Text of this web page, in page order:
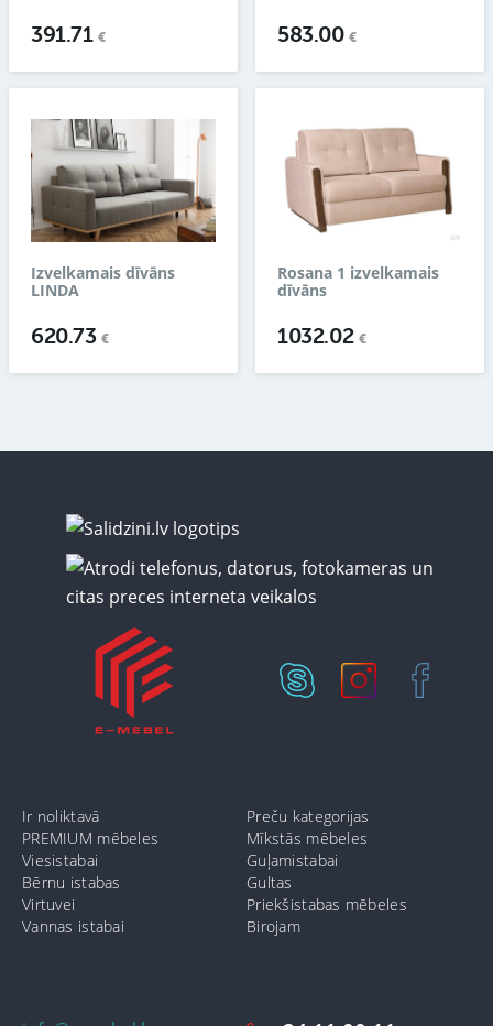
391.71€ 583.00€
Izvelkamais dīvāns
LINDA
620.73€
Rosana 1 izvelkamais
dīvāns
1032.02 €
Ir noliktavā
Preču kategorijas
PREMIUM mēbeles
Mīkstās mēbeles
Viesistabai
Guļamistabai
Bērnu istabas
Gultas
Virtuvei
Priekšistabas mēbeles
Vannas istabai
Birojam